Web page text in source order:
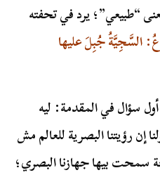
“طبيعي”؛ يرد في تحفته
السَّجِيَّةُ جُبِلَ عليها
سؤال في المقدمة: ليه
إن رؤيتنا البصرية للعالم مش
سمحت بيها جهازنا البصري؛